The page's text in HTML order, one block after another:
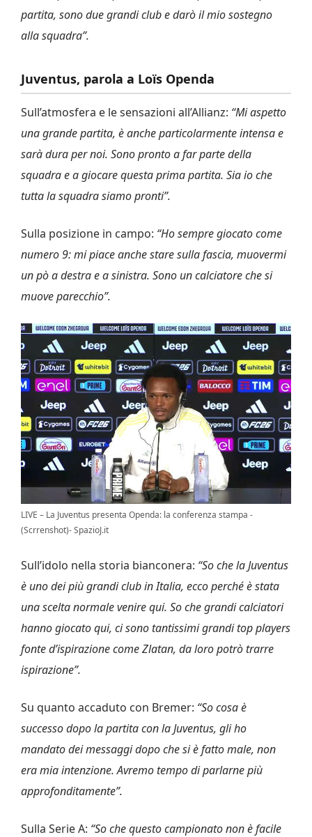
partita, sono due grandi club e darò il mio sostegno
alla squadra”.
Juventus, parola a Loïs Openda
Sull’atmosfera e le sensazioni all’Allianz: “Mi aspetto
una grande partita, è anche particolarmente intensa e
sarà dura per noi. Sono pronto a far parte della
squadra e a giocare questa prima partita. Sia io che
tutta la squadra siamo pronti”.
Sulla posizione in campo: “Ho sempre giocato come
numero 9: mi piace anche stare sulla fascia, muovermi
un pò a destra e a sinistra. Sono un calciatore che si
muove parecchio”.
LIVE – La Juventus presenta Openda: la conferenza stampa -
(Scrrenshot)- SpazioJ.it
Sull’idolo nella storia bianconera: “So che la Juventus
è uno dei più grandi club in Italia, ecco perché è stata
una scelta normale venire qui. So che grandi calciatori
hanno giocato qui, ci sono tantissimi grandi top players
fonte d’ispirazione come Zlatan, da loro potrò trarre
ispirazione”.
Su quanto accaduto con Bremer: “So cosa è
successo dopo la partita con la Juventus, gli ho
mandato dei messaggi dopo che si è fatto male, non
era mia intenzione. Avremo tempo di parlarne più
approfonditamente”.
Sulla Serie A: “So che questo campionato non è facile